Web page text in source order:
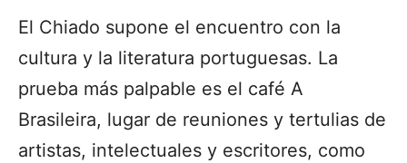
El Chiado supone el encuentro con la
cultura y la literatura portuguesas. La
prueba más palpable es el café A
Brasileira, lugar de reuniones y tertulias de
artistas, intelectuales y escritores, como